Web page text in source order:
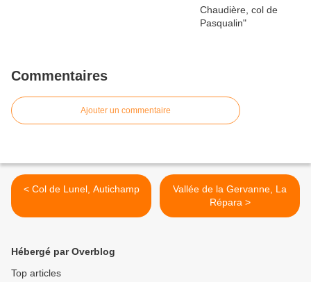
Commentaires
Ajouter un commentaire
< Col de Lunel, Autichamp
Vallée de la Gervanne, La
Répara >
Hébergé par Overblog
Top articles